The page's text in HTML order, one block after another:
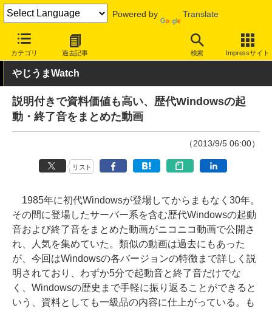
Powered by Translate
カテゴリ 過去記事 検索 Impressサイト
INTERNET Watch トピック
やじうまWatch
説明付きで資料価値も高い、歴代Windowsの起
動・終了音をまとめた動画
（2013/9/5 06:00）
リスト
1985年に初代Windowsが登場してからまもなく30年。
その間に登場したサーバー系を含む歴代Windowsの起動
音および終了音をまとめた動画がニコニコ動画で公開さ
れ、人気を集めていた。類似の動画は過去にもあった
が、今回はWindowsの各バージョンの特徴まで詳しく説
明されており、わずか5分で起動音と終了音だけでな
く、Windowsの歴史まで手軽に振り返ることができると
いう、資料としても一級品の内容に仕上がっている。も